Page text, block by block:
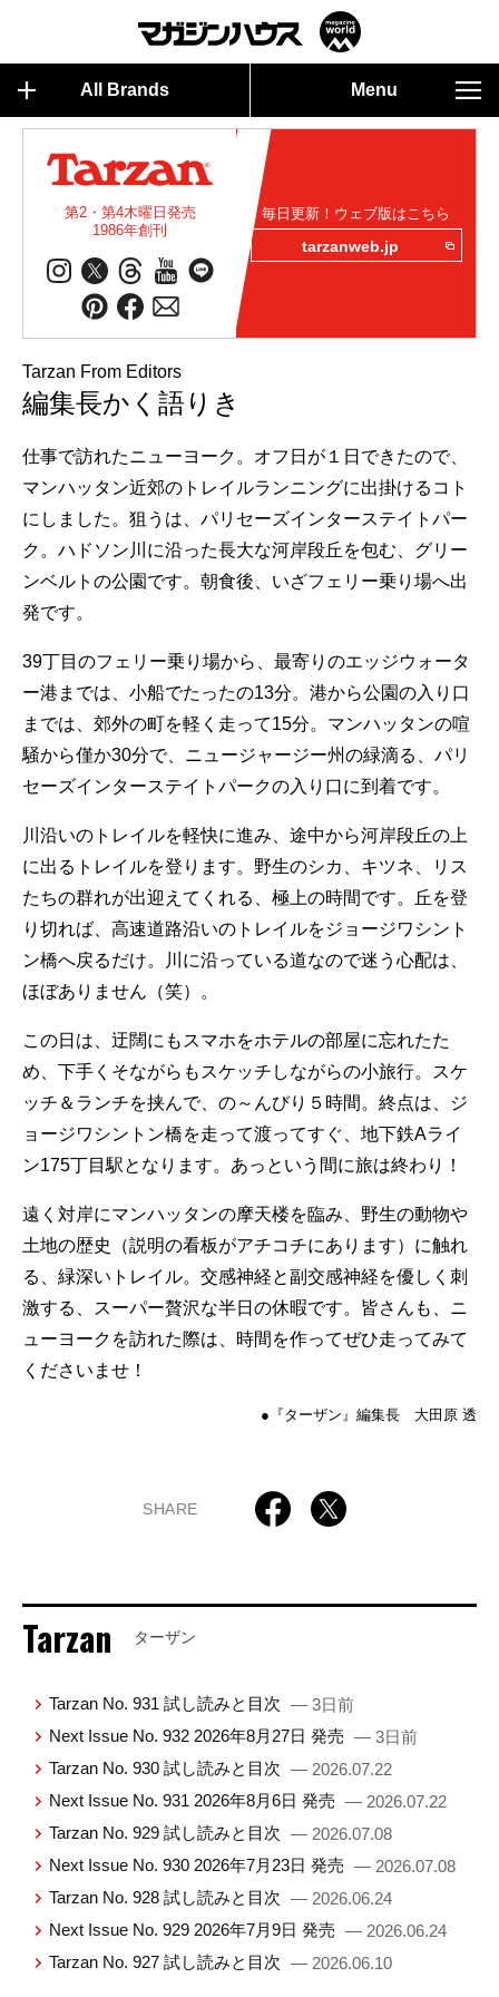
All Brands Menu
第2・第4木曜日発売
1986年創刊
毎日更新！ウェブ版はこちら
tarzanweb.jp
Tarzan From Editors
編集長かく語りき
仕事で訪れたニューヨーク。オフ日が１日できたので、
マンハッタン近郊のトレイルランニングに出掛けるコト
にしました。狙うは、パリセーズインターステイトパー
ク。ハドソン川に沿った長大な河岸段丘を包む、グリー
ンベルトの公園です。朝食後、いざフェリー乗り場へ出
発です。
39丁目のフェリー乗り場から、最寄りのエッジウォータ
ー港までは、小船でたったの13分。港から公園の入り口
までは、郊外の町を軽く走って15分。マンハッタンの喧
騒から僅か30分で、ニュージャージー州の緑滴る、パリ
セーズインターステイトパークの入り口に到着です。
川沿いのトレイルを軽快に進み、途中から河岸段丘の上
に出るトレイルを登ります。野生のシカ、キツネ、リス
たちの群れが出迎えてくれる、極上の時間です。丘を登
り切れば、高速道路沿いのトレイルをジョージワシント
ン橋へ戻るだけ。川に沿っている道なので迷う心配は、
ほぼありません（笑）。
この日は、迂闊にもスマホをホテルの部屋に忘れたた
め、下手くそながらもスケッチしながらの小旅行。スケ
ッチ＆ランチを挟んで、の～んびり５時間。終点は、ジ
ョージワシントン橋を走って渡ってすぐ、地下鉄Aライ
ン175丁目駅となります。あっという間に旅は終わり！
遠く対岸にマンハッタンの摩天楼を臨み、野生の動物や
土地の歴史（説明の看板がアチコチにあります）に触れ
る、緑深いトレイル。交感神経と副交感神経を優しく刺
激する、スーパー贅沢な半日の休暇です。皆さんも、ニ
ューヨークを訪れた際は、時間を作ってぜひ走ってみて
くださいませ！
●『ターザン』編集長 大田原 透
SHARE
Tarzan ターザン
Tarzan No. 931 試し読みと目次 — 3日前
Next Issue No. 932 2026年8月27日 発売 — 3日前
Tarzan No. 930 試し読みと目次 — 2026.07.22
Next Issue No. 931 2026年8月6日 発売 — 2026.07.22
Tarzan No. 929 試し読みと目次 — 2026.07.08
Next Issue No. 930 2026年7月23日 発売 — 2026.07.08
Tarzan No. 928 試し読みと目次 — 2026.06.24
Next Issue No. 929 2026年7月9日 発売 — 2026.06.24
Tarzan No. 927 試し読みと目次 — 2026.06.10